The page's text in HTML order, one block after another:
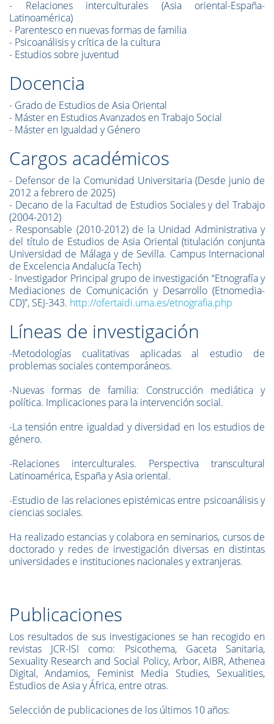
- Relaciones interculturales (Asia oriental-España-
Latinoamérica)
- Parentesco en nuevas formas de familia
- Psicoanálisis y crítica de la cultura
- Estudios sobre juventud
Docencia
- Grado de Estudios de Asia Oriental
- Máster en Estudios Avanzados en Trabajo Social
- Máster en Igualdad y Género
Cargos académicos
- Defensor de la Comunidad Universitaria (Desde junio de
2012 a febrero de 2025)
- Decano de la Facultad de Estudios Sociales y del Trabajo
(2004-2012)
- Responsable (2010-2012) de la Unidad Administrativa y
del título de Estudios de Asia Oriental (titulación conjunta
Universidad de Málaga y de Sevilla. Campus Internacional
de Excelencia Andalucía Tech)
- Investigador Principal grupo de investigación “Etnografía y
Mediaciones de Comunicación y Desarrollo (Etnomedia-
CD)”, SEJ-343. http://ofertaidi.uma.es/etnografia.php
Líneas de investigación
-Metodologías cualitativas aplicadas al estudio de
problemas sociales contemporáneos.
-Nuevas formas de familia: Construcción mediática y
política. Implicaciones para la intervención social.
-La tensión entre igualdad y diversidad en los estudios de
género.
-Relaciones interculturales. Perspectiva transcultural
Latinoamérica, España y Asia oriental.
-Estudio de las relaciones epistémicas entre psicoanálisis y
ciencias sociales.
Ha realizado estancias y colabora en seminarios, cursos de
doctorado y redes de investigación diversas en distintas
universidades e instituciones nacionales y extranjeras.
Publicaciones
Los resultados de sus investigaciones se han recogido en
revistas JCR-ISI como: Psicothema, Gaceta Sanitaria,
Sexuality Research and Social Policy, Arbor, AIBR, Athenea
Digital, Andamios, Feminist Media Studies, Sexualities,
Estudios de Asia y África, entre otras.
Selección de publicaciones de los últimos 10 años: